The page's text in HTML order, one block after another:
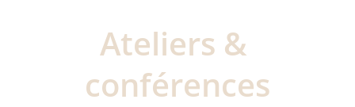
Ateliers &
conférences